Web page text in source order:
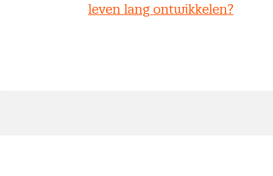
leven lang ontwikkelen?